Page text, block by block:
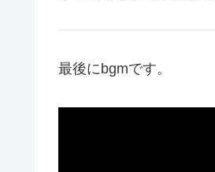
最後にbgmです。